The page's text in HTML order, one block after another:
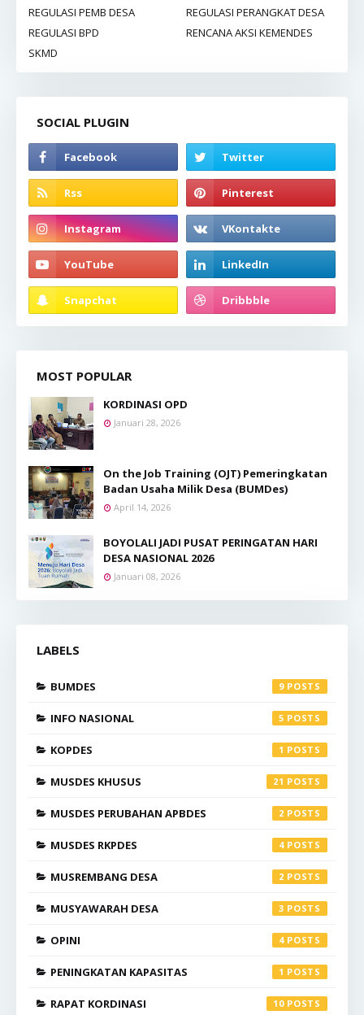
REGULASI PEMB DESA
REGULASI PERANGKAT DESA
REGULASI BPD
RENCANA AKSI KEMENDES
SKMD
SOCIAL PLUGIN
MOST POPULAR
KORDINASI OPD
Januari 28, 2026
On the Job Training (OJT) Pemeringkatan
Badan Usaha Milik Desa (BUMDes)
April 14, 2026
BOYOLALI JADI PUSAT PERINGATAN HARI
DESA NASIONAL 2026
Januari 08, 2026
LABELS
BUMDES 9
INFO NASIONAL 5
KOPDES 1
MUSDES KHUSUS 21
MUSDES PERUBAHAN APBDES 2
MUSDES RKPDES 4
MUSREMBANG DESA 2
MUSYAWARAH DESA 3
OPINI 4
PENINGKATAN KAPASITAS 1
RAPAT KORDINASI 10